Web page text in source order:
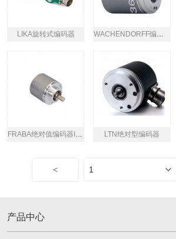
LIKA旋转式编码器
FRABA绝对值编码器IXARC系列 LTN绝对型编码器
<
产品中心